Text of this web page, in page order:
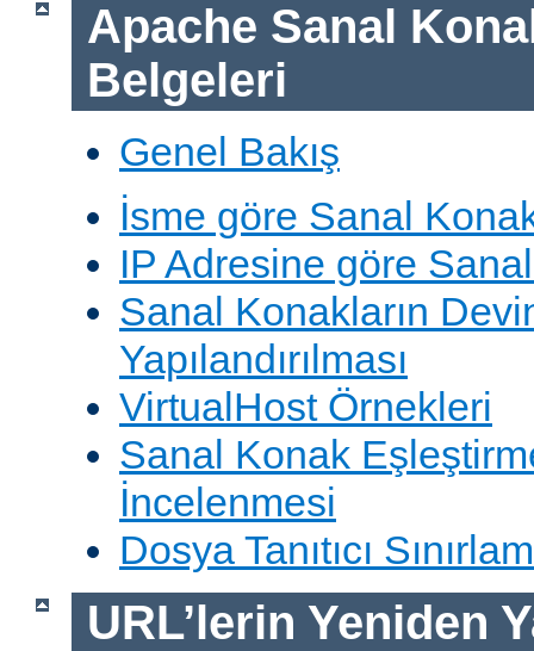
Apache Sanal
Belgeleri
Genel Bakış
İsme göre Sanal
IP Adresine göre
Sanal Konakların
Yapılandırılması
VirtualHost Örnekleri
Sanal Konak
İncelenmesi
Dosya Tanıtıcı
URL’lerin Yeniden